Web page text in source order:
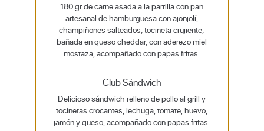
180 gr de carne asada a la parrilla con pan
artesanal de hamburguesa con ajonjolí,
champiñones salteados, tocineta crujiente,
bañada en queso cheddar, con aderezo miel
mostaza, acompañado con papas fritas.
Club Sándwich
Delicioso sándwich relleno de pollo al grill y
tocinetas crocantes, lechuga, tomate, huevo,
jamón y queso, acompañado con papas fritas.